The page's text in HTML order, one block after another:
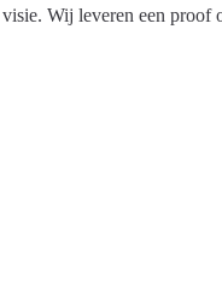
Wij leveren een